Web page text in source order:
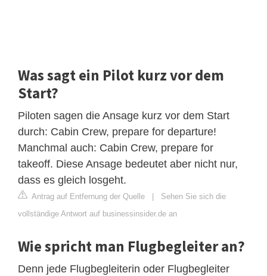
Was sagt ein Pilot kurz vor dem
Start?
Piloten sagen die Ansage kurz vor dem Start
durch: Cabin Crew, prepare for departure!
Manchmal auch: Cabin Crew, prepare for
takeoff. Diese Ansage bedeutet aber nicht nur,
dass es gleich losgeht.
Antrag auf Entfernung der Quelle
Sehen Sie sich die
vollständige Antwort auf businessinsider.de an
Wie spricht man Flugbegleiter an?
Denn jede Flugbegleiterin oder Flugbegleiter